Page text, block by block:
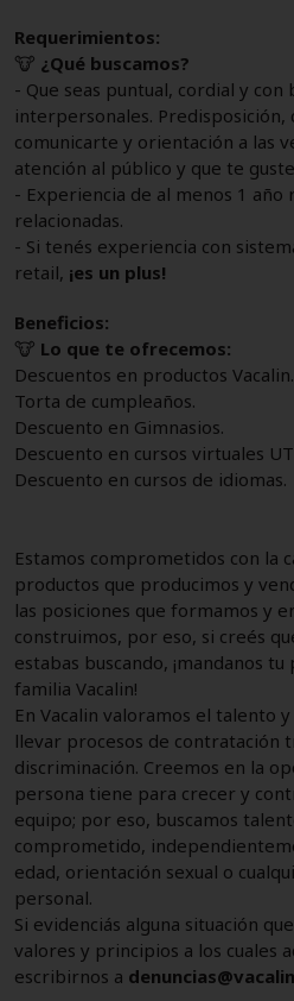
Requerimientos:
🐮 ¿Qué buscamos?
- Que seas puntual, cordial y con
interpersonales. Predisposición,
comunicarte y orientación a las
atención al público y que te
- Experiencia de al menos 1 año
relacionadas.
- Si tenés experiencia con
retail, ¡es un plus!
Beneficios:
🐮 Lo que te ofrecemos:
Descuentos en productos Vacalin.
Torta de cumpleaños.
Descuento en Gimnasios.
Descuento en cursos virtuales
Descuento en cursos de idiomas.
Estamos comprometidos con la
productos que producimos y
las posiciones que formamos y
construimos, por eso, si creés
estabas buscando, ¡mandanos
familia Vacalin!
En Vacalin valoramos el talento
llevar procesos de contratación
discriminación. Creemos en la
persona tiene para crecer y
equipo; por eso, buscamos
comprometido,
edad, orientación sexual o
personal.
Si evidenciás alguna situación
valores y principios a los cuales
escribirnos a